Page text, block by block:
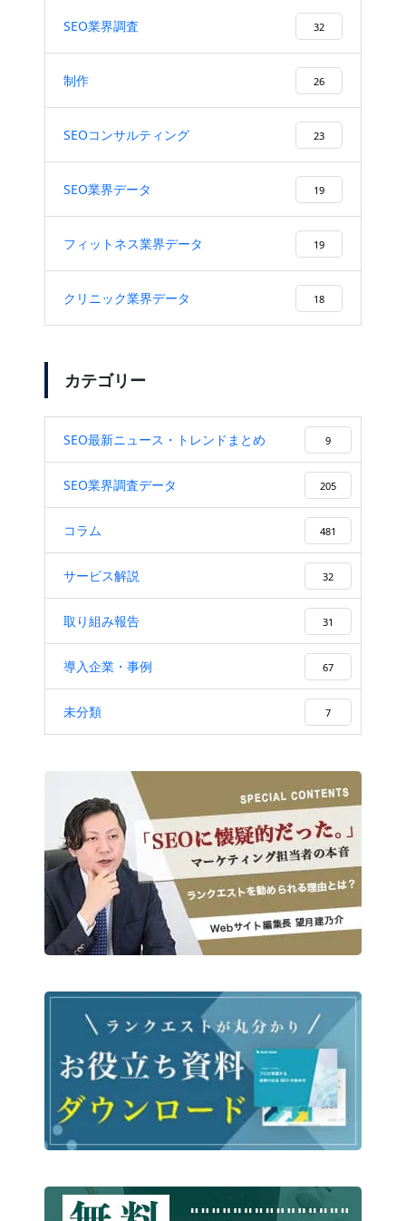
SEO業界調査 32
制作 26
SEOコンサルティング 23
SEO業界データ 19
フィットネス業界データ 19
クリニック業界データ 18
カテゴリー
SEO最新ニュース・トレンドまとめ 9
SEO業界調査データ 205
コラム 481
サービス解説 32
取り組み報告 31
導入企業・事例 67
未分類 7